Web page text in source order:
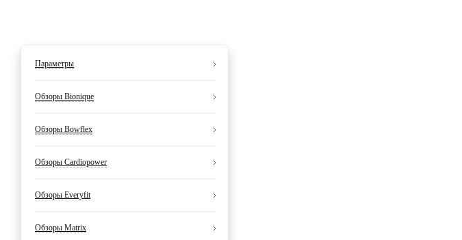
Параметры
Обзоры Bionique
Обзоры Bowflex
Обзоры Cardiopower
Обзоры Everyfit
Обзоры Matrix